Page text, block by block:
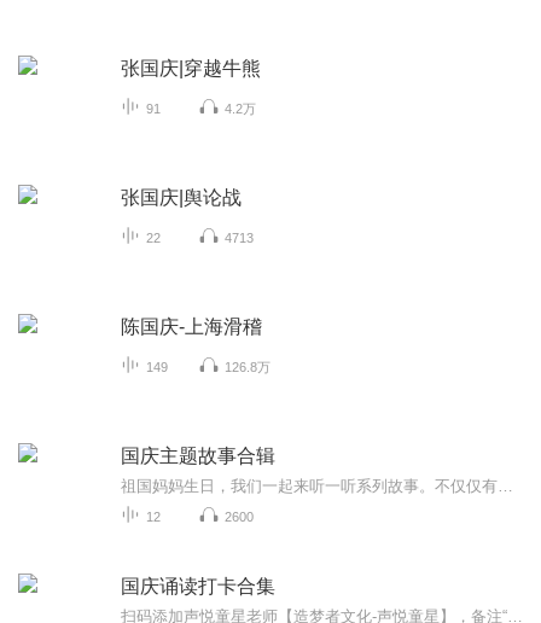
张国庆|穿越牛熊
91 4.2万
张国庆|舆论战
22 4713
陈国庆-上海滑稽
149 126.8万
国庆主题故事合辑
12 2600
国庆诵读打卡合集